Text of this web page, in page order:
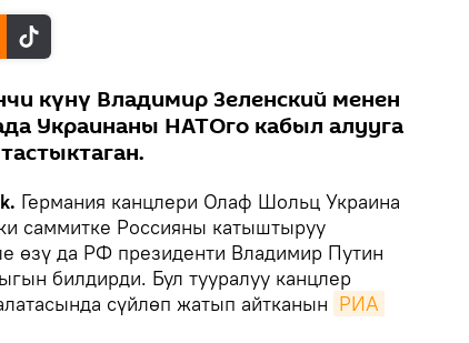
күнү Владимир Зеленский менен
Украинаны НАТОго кабыл алууга
Германия канцлери Олаф Шольц Украина
саммитке Россияны катыштыруу
өзү да РФ президенти Владимир Путин
билдирди. Бул тууралуу канцлер
сүйлөп жатып айтканын РИА